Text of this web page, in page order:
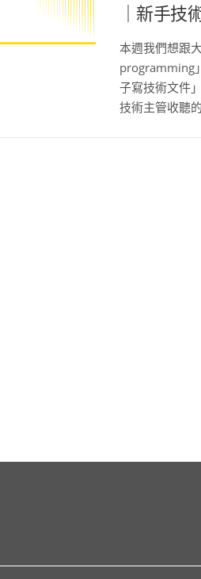
｜新手技
本週我們想跟
programming
子寫技術文件
技術主管收聽